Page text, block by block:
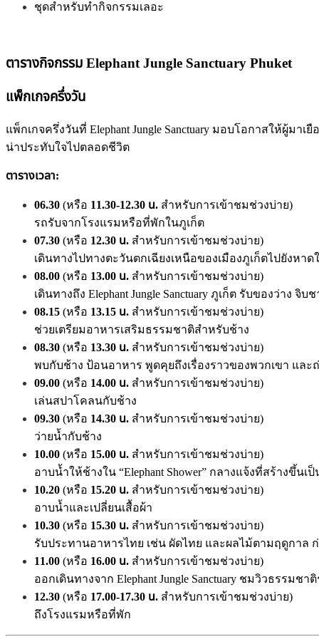
ชุดสำหรับทำกิจกรรมเลอะ
ตารางกิจกรรม Elephant Jungle Sanctuary Phuket
แพ็กเกจครึ่งวัน
แพ็กเกจครึ่งวันที่ Elephant Jungle Sanctuary มอบโอกาสให้ผู้
น่าประทับใจไปตลอดชีวิต
ตารางเวลา:
06.30 (หรือ 11.30-12.30 น. สำหรับการเข้าชมช่วงบ่าย)
รถรับจากโรงแรมหรือที่พักในภูเก็ต
07.30 (หรือ 12.30 น. สำหรับการเข้าชมช่วงบ่าย)
เดินทางไปทางตะวันตกเฉียงเหนือของเมืองภูเก็ตไปยังห
08.00 (หรือ 13.00 น. สำหรับการเข้าชมช่วงบ่าย)
เดินทางถึง Elephant Jungle Sanctuary ภูเก็ต รับของว่าง
08.15 (หรือ 13.15 น. สำหรับการเข้าชมช่วงบ่าย)
ช่วยเตรียมอาหารเสริมธรรมชาติสำหรับช้าง
08.30 (หรือ 13.30 น. สำหรับการเข้าชมช่วงบ่าย)
พบกับช้าง ป้อนอาหาร พูดคุยถึงเรื่องราวของพวกเขา แล
09.00 (หรือ 14.00 น. สำหรับการเข้าชมช่วงบ่าย)
เล่นสปาโคลนกับช้าง
09.30 (หรือ 14.30 น. สำหรับการเข้าชมช่วงบ่าย)
ว่ายน้ำกับช้าง
10.00 (หรือ 15.00 น. สำหรับการเข้าชมช่วงบ่าย)
อาบน้ำให้ช้างใน “Elephant Shower” กลางแจ้งที่สร้างขึ้นเ
10.20 (หรือ 15.20 น. สำหรับการเข้าชมช่วงบ่าย)
อาบน้ำและเปลี่ยนเสื้อผ้า
10.30 (หรือ 15.30 น. สำหรับการเข้าชมช่วงบ่าย)
รับประทานอาหารไทย เช่น ผัดไทย และผลไม้ตามฤดูกาล
11.00 (หรือ 16.00 น. สำหรับการเข้าชมช่วงบ่าย)
ออกเดินทางจาก Elephant Jungle Sanctuary ชมวิวธรรมชา
12.30 (หรือ 17.00-17.30 น. สำหรับการเข้าชมช่วงบ่าย)
ถึงโรงแรมหรือที่พัก